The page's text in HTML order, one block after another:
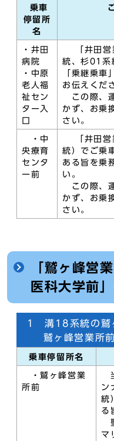
乗車
停留所
名
・井田
病院
・中原
老人福
祉セン
ター入
口
「井田営
統、杉01系
「乗継乗車
お伝えくだ
この際、
かず、お乗
さい。
・中
央療育
センタ
ー前
「井田営
統）でご乗
ある旨を乗
い。
この際、
かず、お乗
さい。
「鷲ヶ峰営
医科大学前
1 溝18系統の鷲
鷲ヶ峰営業所
乗車停留所名
・鷲ヶ峰営業
所前
ン
統
る
マ